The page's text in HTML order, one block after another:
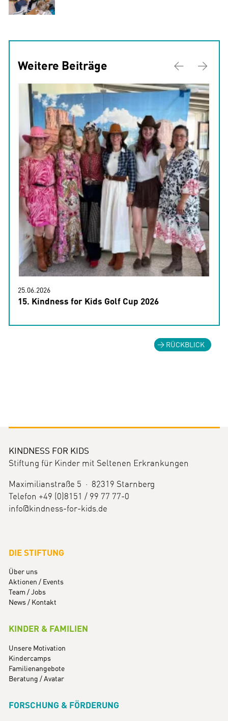
Weitere Beiträge Previous
Next
25.06.2026
15. Kindness for Kids Golf Cup 2026
RÜCKBLICK
KINDNESS FOR KIDS
Stiftung für Kinder mit Seltenen Erkrankungen
Maximilianstraße 5 · 82319 Starnberg
Telefon +49 (0)8151 / 99 77 77-0
info@kindness-for-kids.de
DIE STIFTUNG
Über uns
Aktionen / Events
Team / Jobs
News / Kontakt
KINDER & FAMILIEN
Unsere Motivation
Kindercamps
Familienangebote
Beratung / Avatar
FORSCHUNG & FÖRDERUNG